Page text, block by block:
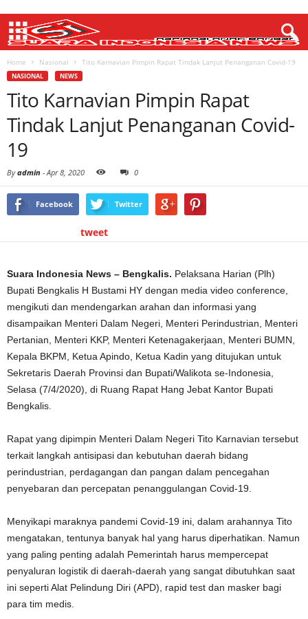
Home Nasional Tito Karnavian Pimpin Rapat Tindak Lanjut Penanganan Covid-19
NASIONAL NEWS
Tito Karnavian Pimpin Rapat
Tindak Lanjut Penanganan Covid-
19
Byadmin - Apr 8, 2020 0
Facebook Twitter
tweet
Suara Indonesia News – Bengkalis. Pelaksana Harian (Plh)
Bupati Bengkalis H Bustami HY dengan media video conference,
mengikuti dan mendengarkan arahan dan informasi yang
disampaikan Menteri Dalam Negeri, Menteri Perindustrian, Menteri
Pertanian, Menteri KKP, Menteri Ketenagakerjaan, Menteri BUMN,
Kepala BKPM, Ketua Apindo, Ketua Kadin yang ditujukan untuk
Sekretaris Daerah Provinsi dan Bupati/Walikota se-Indonesia,
Selasa (7/4/2020), di Ruang Rapat Hang Jebat Kantor Bupati
Bengkalis.
Rapat yang dipimpin Menteri Dalam Negeri Tito Karnavian tersebut
terkait langkah antisipasi dan kebutuhan daerah bidang
perindustrian, perdagangan dan pangan dalam pencegahan
penyebaran dan percepatan penanggulangan Covid-19.
Menyikapi maraknya pandemi Covid-19 ini, dalam arahannya Tito
mengatakan, tentunya banyak hal yang harus diperhatikan. Namun
yang paling penting adalah Pemerintah harus mempercepat
penyaluran logistik di daerah-daerah yang sangat dibutuhkan saat
ini seperti Alat Pelindung Diri (APD), rapid test dan masker bagi
para tim medis.